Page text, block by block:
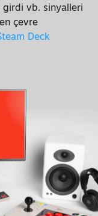
girdi vb. sinyalleri
çevre
Deck